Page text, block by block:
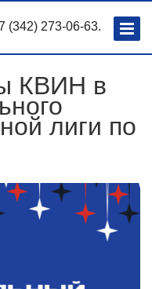
(342) 273-06-63.
КВИН в
лиги по